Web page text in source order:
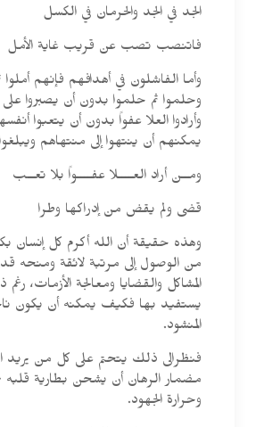
الجد في الجد والحرمان في الكسل
فاتنصب تصب عن قريب غاية الأمل
وأما الفاشلون في أهدافهم فإنهم أملوا
وحلموا ثم حلموا بدون أن يصبروا
وأرادوا العلا عفواً بدون أن يتعبوا
يمكنهم أن ينتهوا إلى منتهاهم
ومــن أراد العــــلا عفــــواً بلا تعــب
قضى ولم يقض من إدراكها وطرا
وهذه حقيقة أن الله أكرم كل إنسان
من الوصول إلى مرتبة لائقة ومنحه
المشاكل والقضايا ومعالجة الأزمات، رغم
يستفيد بها فكيف يمكنه أن يكون
المنشود.
فنظرالى ذلك يتحتم على كل من يريد
مضمار الرهان أن يشحن بطارية قلبه
وحرارة الجهود.